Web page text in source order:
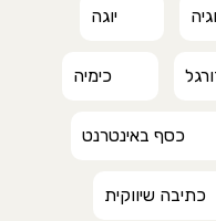
יוגה
כימיה
כסף באינטרנט
כתיבה שיווקית